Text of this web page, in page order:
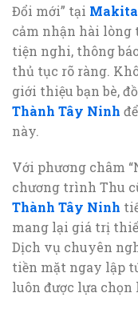
Đổi mới” tại
cảm nhận hài lòng
tiện nghi, thông
thủ tục rõ ràng.
giới thiệu bạn bè,
Thành Tây Ninh
này.
Với phương châm
chương trình Thu
Thành Tây Ninh
mang lại giá trị
Dịch vụ chuyên
tiền mặt ngay lập
luôn được lựa chọn